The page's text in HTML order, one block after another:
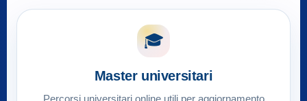
🎓
Master universitari
Percorsi universitari online utili per aggiornamento